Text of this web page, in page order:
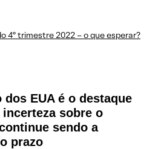
4º trimestre 2022 – o que esperar?
EUA é o destaque
sobre o
sendo a
prazo